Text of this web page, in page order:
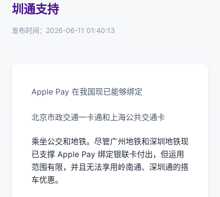
圳通支持
发布时间：2026-06-11 01:40:13
Apple Pay 在我国现已能够绑定
北京市政交通一卡通和上海公共交通卡
乘坐公交和地铁。尽管广州地铁和深圳地铁现
已支撑 Apple Pay 绑定银联卡付出，但运用
范围有限，并且无法享用岭南通、深圳通的搭
车优惠。